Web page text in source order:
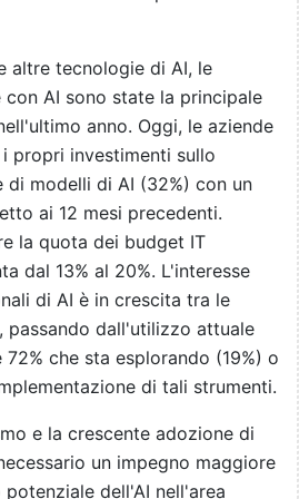
altre tecnologie di AI, le
AI sono state la principale
anno. Oggi, le aziende
propri investimenti sullo
di modelli di AI (32%) con un
ai 12 mesi precedenti.
la quota dei budget IT
dal 13% al 20%. L'interesse
di AI è in crescita tra le
passando dall'utilizzo attuale
che sta esplorando (19%) o
di tali strumenti.
e la crescente adozione di
un impegno maggiore
dell'AI nell'area